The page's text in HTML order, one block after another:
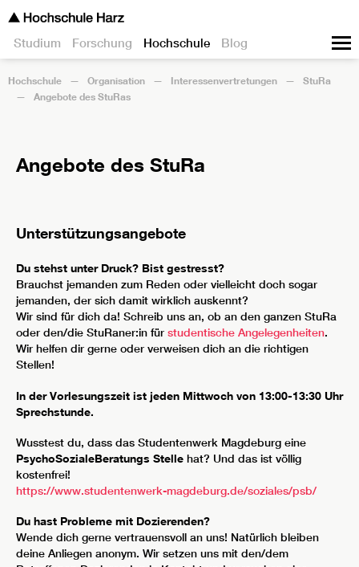
Studium Forschung Hochschule Blog
Hochschule Organisation Interessenvertretungen
StuRa
Angebote des StuRas
Angebote des StuRa
Unterstützungsangebote
Du stehst unter Druck? Bist gestresst?
Brauchst jemanden zum Reden oder vielleicht doch sogar
jemanden, der sich damit wirklich auskennt?
Wir sind für dich da! Schreib uns an, ob an den ganzen StuRa
oder den/die StuRaner:in für studentische Angelegenheiten.
Wir helfen dir gerne oder verweisen dich an die richtigen
Stellen!
In der Vorlesungszeit ist jeden Mittwoch von 13:00-13:30 Uhr
Sprechstunde.
Wusstest du, dass das Studentenwerk Magdeburg eine
PsychoSozialeBeratungs Stelle hat? Und das ist völlig
kostenfrei!
https://www.studentenwerk-magdeburg.de/soziales/psb/
Du hast Probleme mit Dozierenden?
Wende dich gerne vertrauensvoll an uns! Natürlich bleiben
deine Anliegen anonym. Wir setzen uns mit den/dem